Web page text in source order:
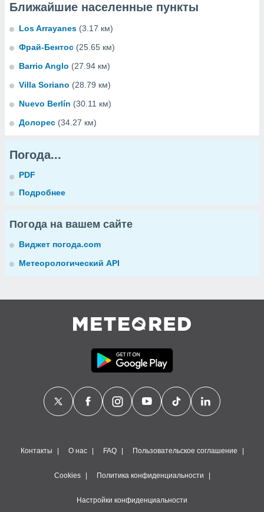
Ближайшие населенные пункты
Los Arrayanes (3.17 км)
Фрай-Бентос (25.65 км)
Barrio Anglo (27.94 км)
Villa Soriano (28.79 км)
Nuevo Berlín (30.11 км)
Долорес (34.27 км)
Погода...
PDF
Подробнее
Погода на вашем сайте
Виджет погода.com
Метеорологический API
Контакты О нас FAQ Пользовательское соглашение
Cookies Политика конфиденциальности
Настройки конфиденциальности